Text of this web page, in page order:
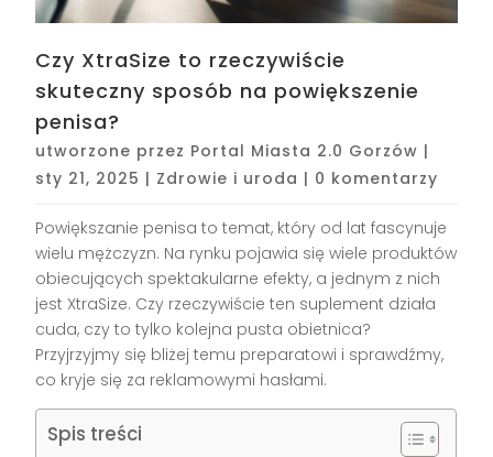
Czy XtraSize to rzeczywiście
skuteczny sposób na powiększenie
penisa?
utworzone przez Portal Miasta 2.0 Gorzów |
sty 21, 2025 | Zdrowie i uroda | 0 komentarzy
Powiększanie penisa to temat, który od lat fascynuje
wielu mężczyzn. Na rynku pojawia się wiele produktów
obiecujących spektakularne efekty, a jednym z nich
jest XtraSize. Czy rzeczywiście ten suplement działa
cuda, czy to tylko kolejna pusta obietnica?
Przyjrzyjmy się bliżej temu preparatowi i sprawdźmy,
co kryje się za reklamowymi hasłami.
Spis treści